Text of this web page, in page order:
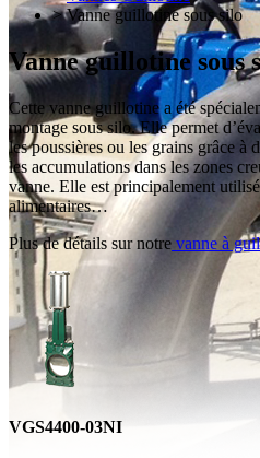
> Vanne guillotine sous silo
Vanne guillotine sous
Cette vanne guillotine a été
montage sous silo. Elle permet
les poussières ou les grains grâce à
les accumulations dans les zones
vanne. Elle est principalement
alimentaires…
Plus de détails sur notre vanne à
VGS4400-03NI